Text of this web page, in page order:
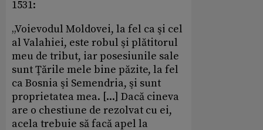
1531:
„Voievodul Moldovei, la fel ca şi cel
al Valahiei, este robul şi plătitorul
meu de tribut, iar posesiunile sale
sunt Ţările mele bine păzite, la fel
ca Bosnia şi Semendria, şi sunt
proprietatea mea. [...] Dacă cineva
are o chestiune de rezolvat cu ei,
acela trebuie să facă apel la